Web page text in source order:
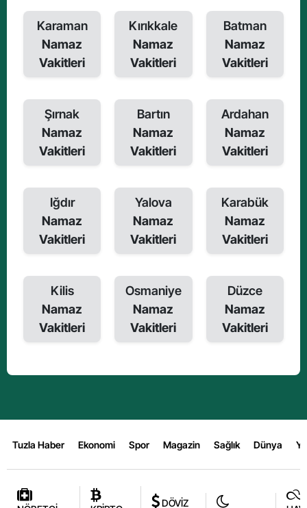
Karaman
Namaz
Vakitleri
Kırıkkale
Namaz
Vakitleri
Batman
Namaz
Vakitleri
Şırnak
Namaz
Vakitleri
Bartın
Namaz
Vakitleri
Ardahan
Namaz
Vakitleri
Iğdır
Namaz
Vakitleri
Yalova
Namaz
Vakitleri
Karabük
Namaz
Vakitleri
Kilis
Namaz
Vakitleri
Osmaniye
Namaz
Vakitleri
Düzce
Namaz
Vakitleri
Tuzla Haber Ekonomi Spor Magazin Sağlık Dünya
DÖVİZ